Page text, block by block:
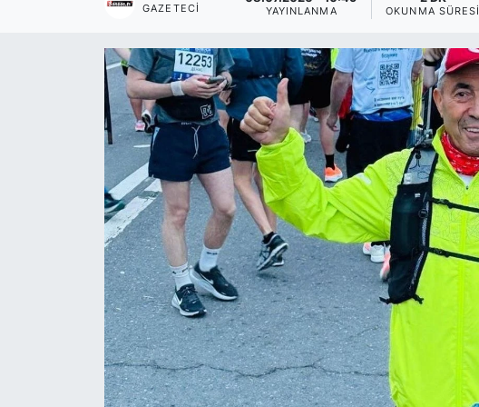
GAZETECI YAYINLANMA OKUNMA SÜRESI
YEREL HABER
Haberde insan